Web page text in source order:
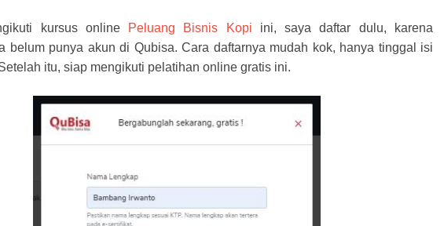
kursus online Peluang Bisnis Kopi ini, saya daftar dulu, karena
belum punya akun di Qubisa. Cara daftarnya mudah kok, hanya tinggal isi
itu, siap mengikuti pelatihan online gratis ini.